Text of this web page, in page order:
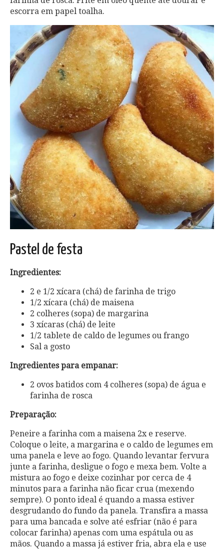
escorra em papel toalha.
Pastel de festa
Ingredientes:
2 e 1/2 xícara (chá) de farinha de trigo
1/2 xícara (chá) de maisena
2 colheres (sopa) de margarina
3 xícaras (chá) de leite
1/2 tablete de caldo de legumes ou frango
Sal a gosto
Ingredientes para empanar:
2 ovos batidos com 4 colheres (sopa) de água e
farinha de rosca
Preparação:
Peneire a farinha com a maisena 2x e reserve.
Coloque o leite, a margarina e o caldo de legumes em
uma panela e leve ao fogo. Quando levantar fervura
junte a farinha, desligue o fogo e mexa bem. Volte a
mistura ao fogo e deixe cozinhar por cerca de 4
minutos para a farinha não ficar crua (mexendo
sempre). O ponto ideal é quando a massa estiver
desgrudando do fundo da panela. Transfira a massa
para uma bancada e solve até esfriar (não é para
colocar farinha) apenas com uma espátula ou as
mãos. Quando a massa já estiver fria, abra ela e use